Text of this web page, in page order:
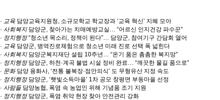
· 교육 담양교육지원청, 소규모학교 학교장과 ‘교육 혁신’ 지혜 모아
· 사회복지담양군, 찾아가는 치매예방교실… “어르신 인지건강 파수꾼”
· 정치행정“청소년 목소리, 정책이 된다”… 담양군, 참여기구 간담회 열어
· 교육 담양군, 병역진로체험으로 청소년 미래 진로 선택 폭 넓힌다
· 사회복지담양군복지재단 설립 10주년… “온기 품은 촘촘한 복지망”
· 정치행정담양군, 하천·계곡 불법 시설 정비 완료… “깨끗한 물길 품으로”
· 문화담양 용화사, ‘전통 불복장·점안의식’ 도 무형유산 지정 속도
· 정치행정담양군, ‘햇빛소득마을’ 1차 공모 창평면 부동마을 선정
· 사람들 담양농협, 폭염 속 농업인 위해 기념품 조기 지원
· 정치행정담양군, 폭염 취약 현장 찾아 안전관리 강화